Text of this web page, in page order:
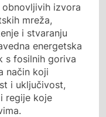
obnovljivih izvora
mreža,
i stvaranju
energetska
s fosilnih goriva
način koji
i uključivost,
regije koje